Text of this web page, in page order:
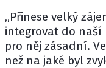
„Přinese velký
integrovat do naší
pro něj zásadní.
než na jaké byl